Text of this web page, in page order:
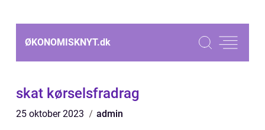
ØKONOMISKNYT.dk
skat kørselsfradrag
25 oktober 2023 admin